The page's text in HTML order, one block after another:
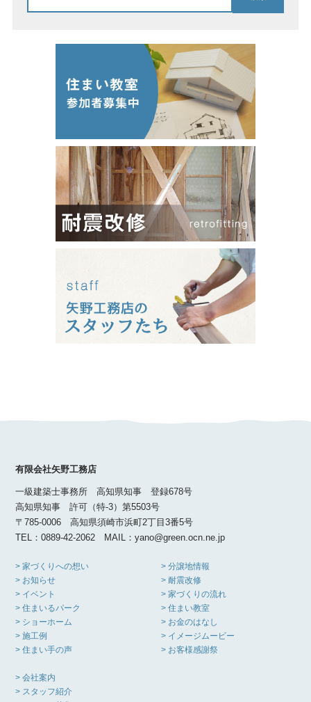
有限会社矢野工務店
一級建築士事務所 高知県知事 登録678号
高知県知事 許可（特-3）第5503号
〒785-0006 高知県須崎市浜町2丁目3番5号
TEL：0889-42-2062 MAIL：yano@green.ocn.ne.jp
> 家づくりへの想い
> お知らせ
> イベント
> 住まいるパーク
> ショーホーム
> 施工例
> 住まい手の声
> 分譲地情報
> 耐震改修
> 家づくりの流れ
> 住まい教室
> お金のはなし
> イメージムービー
> お客様感謝祭
> 会社案内
> スタッフ紹介